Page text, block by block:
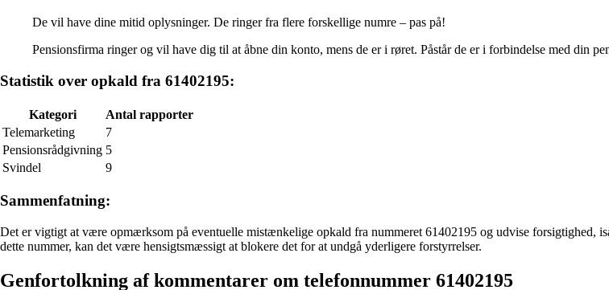
De vil have dine mitid oplysninger. De ringer fra flere forskellige numre – pas på!
Pensionsfirma ringer og vil have dig til at åbne din konto, mens de er i røret. Påstår de er i forbindelse med din
Statistik over opkald fra 61402195:
Kategori
Antal rapporter
Telemarketing
7
Pensionsrådgivning 5
Svindel
9
Sammenfatning:
Det er vigtigt at være opmærksom på eventuelle mistænkelige opkald fra nummeret 61402195 og udvise forsigtighed,
dette nummer, kan det være hensigtsmæssigt at blokere det for at undgå yderligere forstyrrelser.
Genfortolkning af kommentarer om telefonnummer 61402195